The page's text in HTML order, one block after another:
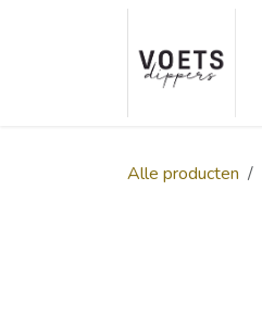
Overslaan naar inhoud
Alle producten